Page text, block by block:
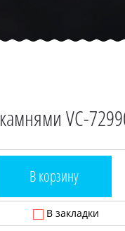
VC-
В корзину
В закладки